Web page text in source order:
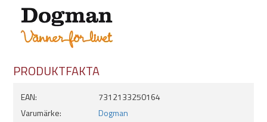
Med handtag
Utan pip
Färger:
- Orange
PRODUKTFAKTA
EAN:
7312133250164
Varumärke:
Dogman